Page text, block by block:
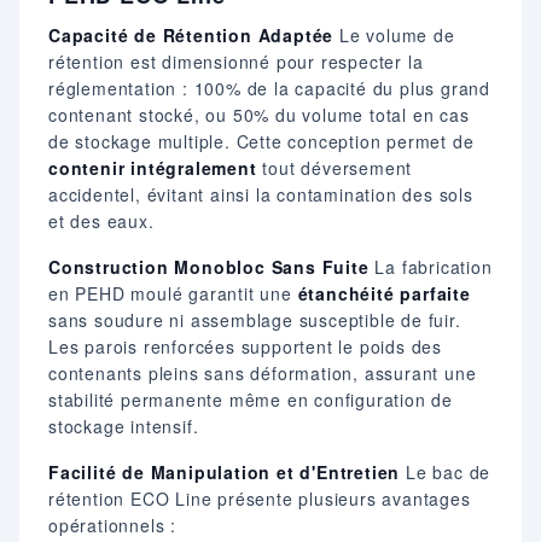
Capacité de Rétention Adaptée Le volume de
rétention est dimensionné pour respecter la
réglementation : 100% de la capacité du plus grand
contenant stocké, ou 50% du volume total en cas
de stockage multiple. Cette conception permet de
contenir intégralement tout déversement
accidentel, évitant ainsi la contamination des sols
et des eaux.
Construction Monobloc Sans Fuite La fabrication
en PEHD moulé garantit une étanchéité parfaite
sans soudure ni assemblage susceptible de fuir.
Les parois renforcées supportent le poids des
contenants pleins sans déformation, assurant une
stabilité permanente même en configuration de
stockage intensif.
Facilité de Manipulation et d'Entretien Le bac de
rétention ECO Line présente plusieurs avantages
opérationnels :